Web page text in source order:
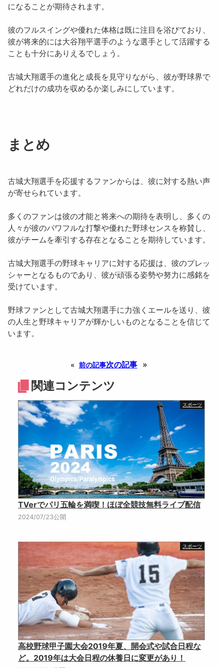
になることが期待されます。
彼のフルスイングや優れた体格は既に注目を浴びており、
彼が将来的には大谷翔平選手のような選手として活躍する
ことも十分にありえるでしょう。
古城大翔選手の進化と成長を見守りながら、彼が野球界で
どれだけの成功を収めるか楽しみにしています。
まとめ
古城大翔選手を応援するファンからは、彼に対する熱い声
が寄せられています。
多くのファンは彼の才能と将来への期待を表明し、多くの
人々が彼のパワフルな打撃や優れた野球センスを称賛し、
彼がチームを牽引する存在となることを期待しています。
古城大翔選手の野球キャリアに対する応援は、彼のプレッ
シャーとなるものであり、彼が頑張る姿勢や努力に感銘を
受けています。
野球ファンとして古城大翔選手に力強くエールを送り、彼
の人生と野球キャリアが輝かしいものとなることを信じて
います。
« 前の記事次の記事 »
関連コンテンツ
スポーツ
TVerでパリ五輪を満喫！ほぼ全競技無料ライブ配信
2024/07/23公開
スポーツ
高校野球甲子園大会2019年夏、開会式や試合日程な
ど。2019年は大会日程の休養日に変更があり！